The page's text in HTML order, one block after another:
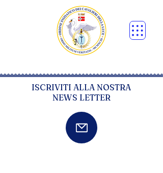
ISCRIVITI ALLA NOSTRA
NEWS LETTER